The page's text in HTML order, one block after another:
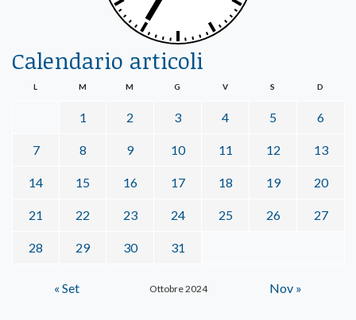
Calendario articoli
Ottobre 2024
L M M G V S D
1 2 3 4 5 6
7 8 9 10 11 12 13
14 15 16 17 18 19 20
21 22 23 24 25 26 27
28 29 30 31
« Set Nov »